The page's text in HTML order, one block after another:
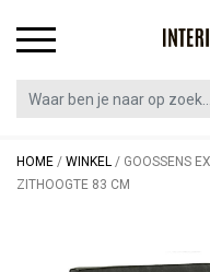
HOME / WINKEL / GOOSSENS
ZITHOOGTE 83 CM